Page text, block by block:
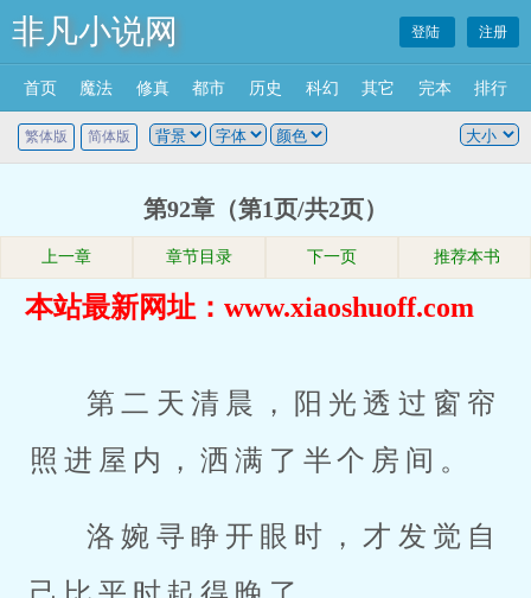
非凡小说网 登陆 注册
首页 魔法 修真 都市 历史 科幻 其它 完本 排行
繁体版 简体版
第92章（第1页/共2页）
上一章 章节目录 下一页 推荐本书
本站最新网址：www.xiaoshuoff.com
第二天清晨，阳光透过窗帘
照进屋内，洒满了半个房间。
洛婉寻睁开眼时，才发觉自